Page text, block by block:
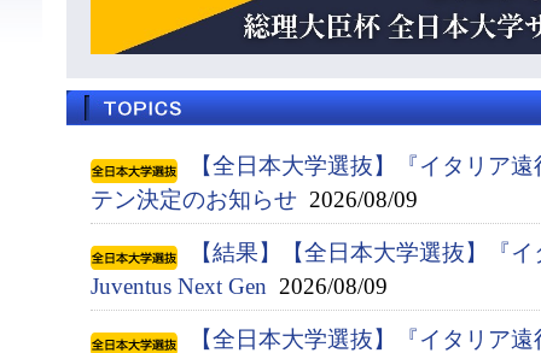
【全日本大学選抜】『イタリア
テン決定のお知らせ 2026/08/09
【結果】【全日本大学選抜】『
Juventus Next Gen 2026/08/09
【全日本大学選抜】『イタリア